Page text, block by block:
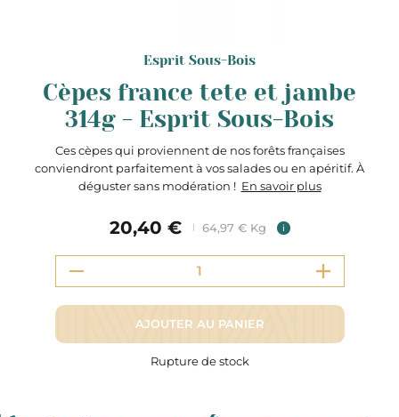
Esprit Sous-Bois
Cèpes france tete et jambe
314g - Esprit Sous-Bois
Ces cèpes qui proviennent de nos forêts françaises
conviendront parfaitement à vos salades ou en apéritif. À
déguster sans modération ! En savoir plus
20,40 € 64,97 € Kg i
AJOUTER AU PANIER
Rupture de stock